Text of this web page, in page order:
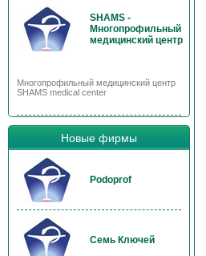
SHAMS -
Многопрофильный
медицинский центр
Многопрофильный медицинский центр
SHAMS medical center
Новые фирмы
Podoprof
Семь Ключей